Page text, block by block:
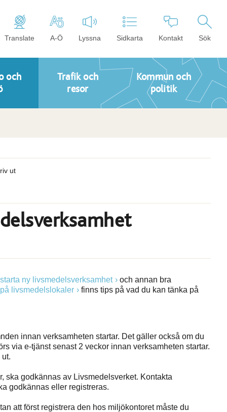
Translate A-Ö Lyssna Sidkarta Kontakt Sök
och
Trafik och
resor
Kommun och
politik
ut
ny livsmedelsverksamhet
och annan bra
livsmedelslokaler
finns tips på vad du kan tänka på
innan verksamheten startar. Det gäller också om du
via e-tjänst senast 2 veckor innan verksamheten startar.
ska godkännas av Livsmedelsverket. Kontakta
godkännas eller registreras.
att först registrera den hos miljökontoret måste du